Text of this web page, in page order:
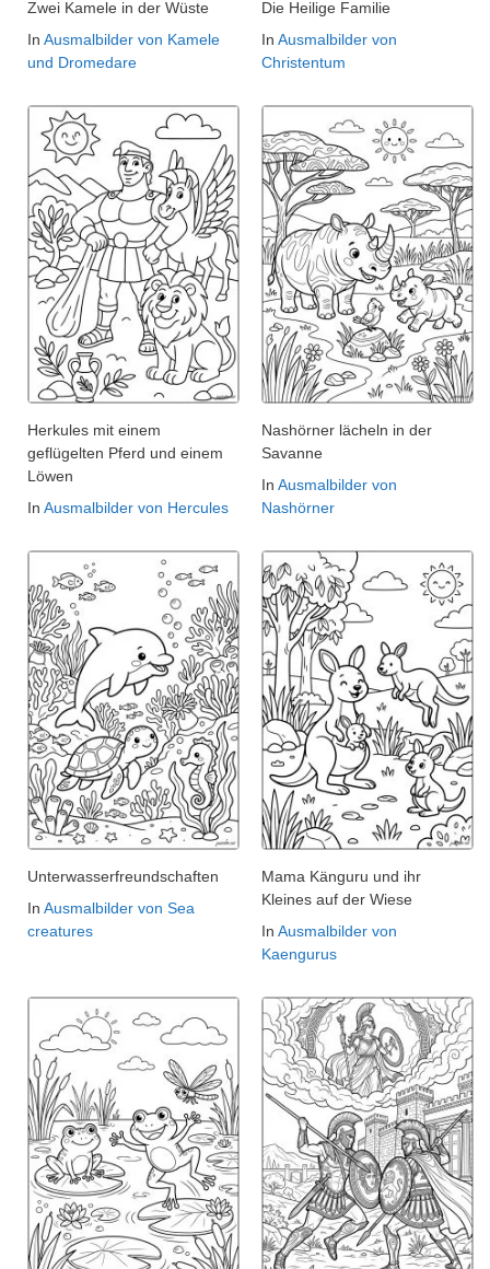
Zwei Kamele in der Wüste
In Ausmalbilder von Kamele
und Dromedare
Die Heilige Familie
In Ausmalbilder von
Christentum
Herkules mit einem
geflügelten Pferd und einem
Löwen
In Ausmalbilder von Hercules
Nashörner lächeln in der
Savanne
In Ausmalbilder von
Nashörner
Unterwasserfreundschaften
In Ausmalbilder von Sea
creatures
Mama Känguru und ihr
Kleines auf der Wiese
In Ausmalbilder von
Kaengurus